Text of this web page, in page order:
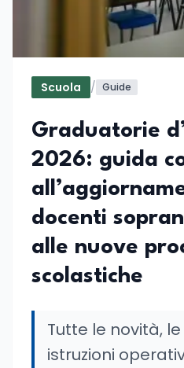
Scuola / Guide
Graduatorie
2026: guida
docenti
alle nuove
scolastiche
Tutte le novità,
istruzioni